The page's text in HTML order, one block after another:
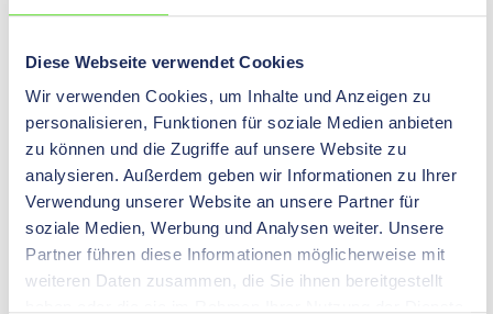
Diese Webseite verwendet Cookies
Wir verwenden Cookies, um Inhalte und Anzeigen zu
personalisieren, Funktionen für soziale Medien anbieten
zu können und die Zugriffe auf unsere Website zu
analysieren. Außerdem geben wir Informationen zu Ihrer
Verwendung unserer Website an unsere Partner für
soziale Medien, Werbung und Analysen weiter. Unsere
Partner führen diese Informationen möglicherweise mit
weiteren Daten zusammen, die Sie ihnen bereitgestellt
Gehäuse
Bei Hilpress unterscheiden wir zwischen
Hauptschaltern mit und Hauptschaltern ohne Gehäuse.
Der Hauptunterschied besteht bei diesen Schaltern in
der physischen Abdeckung oder dem Schutz, den das
Gehäuse bietet. Zusätzlich unterscheiden sich die
Schalter in der Art ihrer Anwendung.